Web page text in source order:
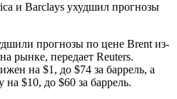
прогнозы по цене Brent из-
рынке, передает Reuters.
на $1, до $74 за баррель, а
$10, до $60 за баррель.